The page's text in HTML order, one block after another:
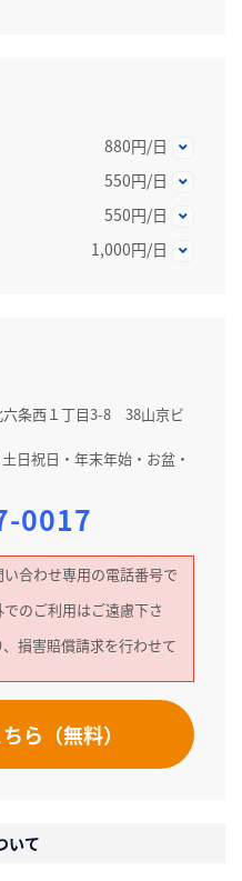
880円/日
550円/日
550円/日
1,000円/日
六条西１丁目3-8 38山京ビ
日祝日・年末年始・お盆・
0017
合わせ専用の電話番号で
のご利用はご遠慮下さ
損害賠償請求を行わせて
ら（無料）
いて